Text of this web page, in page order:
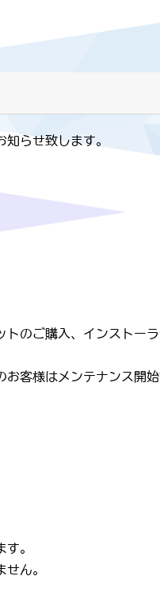
らせ致します。
のご購入、インストー
客様はメンテナンス開
。
ん。